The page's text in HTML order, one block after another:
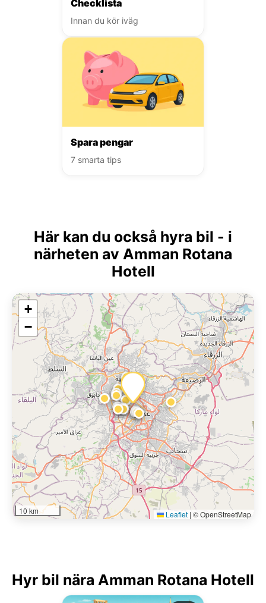
Checklista
Innan du kör iväg
Spara pengar
7 smarta tips
Här kan du också hyra bil - i
närheten av Amman Rotana
Hotell
+
−
10 km Leaflet | © OpenStreetMap
Hyr bil nära Amman Rotana Hotell